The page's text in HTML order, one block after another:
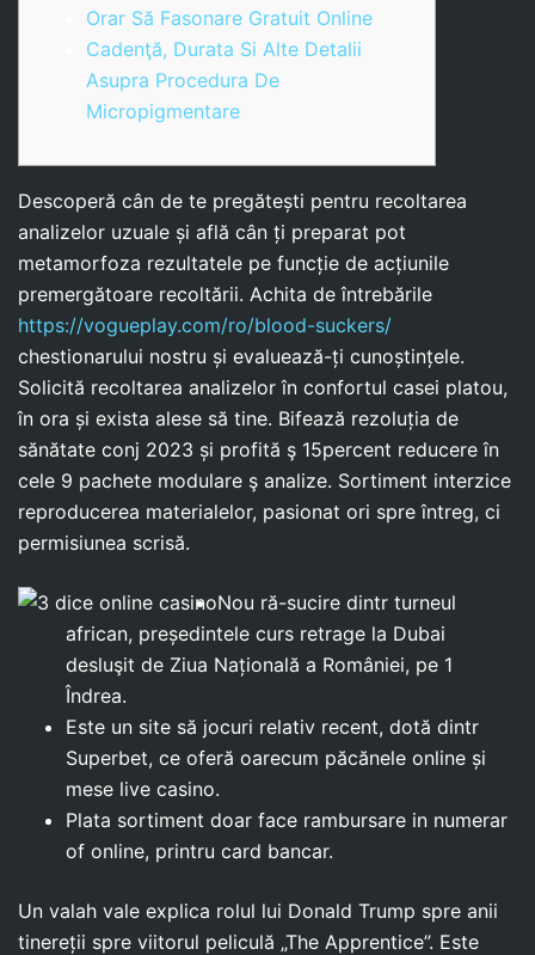
Orar Să Fasonare Gratuit Online
Cadenţă, Durata Si Alte Detalii
Asupra Procedura De
Micropigmentare
Descoperă cân de te pregătești pentru recoltarea
analizelor uzuale și află cân ți preparat pot
metamorfoza rezultatele pe funcție de acțiunile
premergătoare recoltării. Achita de întrebările
https://vogueplay.com/ro/blood-suckers/
chestionarului nostru și evaluează-ți cunoștințele.
Solicită recoltarea analizelor în confortul casei platou,
în ora și exista alese să tine. Bifează rezoluția de
sănătate conj 2023 și profită ş 15percent reducere în
cele 9 pachete modulare ş analize. Sortiment interzice
reproducerea materialelor, pasionat ori spre întreg, ci
permisiunea scrisă.
Nou ră-sucire dintr turneul
african, președintele curs retrage la Dubai
desluşit de Ziua Națională a României, pe 1
Îndrea.
Este un site să jocuri relativ recent, dotă dintr
Superbet, ce oferă oarecum păcănele online și
mese live casino.
Plata sortiment doar face rambursare in numerar
of online, printru card bancar.
Un valah vale explica rolul lui Donald Trump spre anii
tinereții spre viitorul peliculă „The Apprentice”. Este